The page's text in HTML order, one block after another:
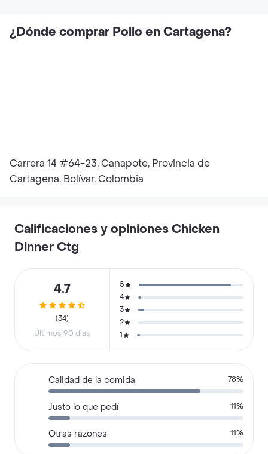
¿Dónde comprar Pollo en Cartagena?
Carrera 14 #64-23, Canapote, Provincia de
Cartagena, Bolívar, Colombia
Calificaciones y opiniones Chicken
Dinner Ctg
4.7
(34)
Últimos 90 días
5
4
3
2
1
Calidad de la comida 78%
Justo lo que pedí 11%
Otras razones 11%